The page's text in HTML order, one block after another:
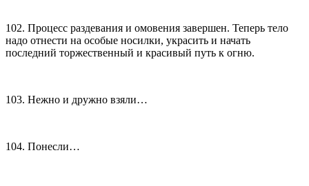
102. Процесс раздевания и омовения завершен. Теперь тело
надо отнести на особые носилки, украсить и начать
последний торжественный и красивый путь к огню.
103. Нежно и дружно взяли…
104. Понесли…